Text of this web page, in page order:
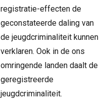
registratie-effecten de
geconstateerde daling van
de jeugdcriminaliteit kunnen
verklaren. Ook in de ons
omringende landen daalt de
geregistreerde
jeugdcriminaliteit.